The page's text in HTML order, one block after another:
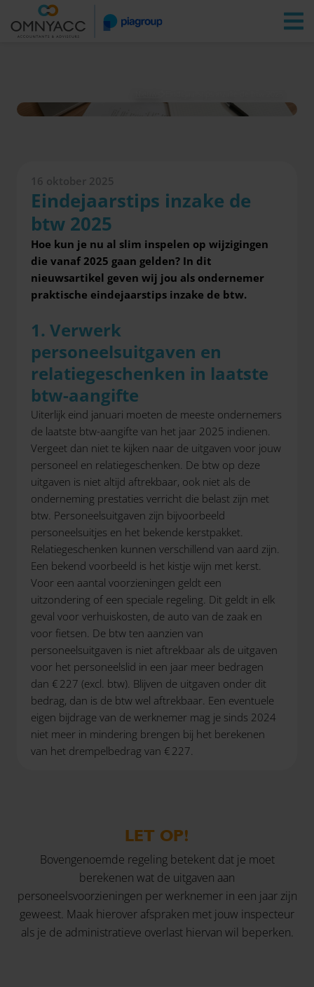
Vestigingen Zoeken
16 oktober 2025
Eindejaarstips inzake de
btw 2025
Hoe kun je nu al slim inspelen op wijzigingen
die vanaf 2025 gaan gelden? In dit
nieuwsartikel geven wij jou als ondernemer
praktische eindejaarstips inzake de btw.
1. Verwerk
personeelsuitgaven en
relatiegeschenken in laatste
btw-aangifte
Uiterlijk eind januari moeten de meeste ondernemers
de laatste btw-aangifte van het jaar 2025 indienen.
Vergeet dan niet te kijken naar de uitgaven voor jouw
personeel en relatiegeschenken. De btw op deze
uitgaven is niet altijd aftrekbaar, ook niet als de
onderneming prestaties verricht die belast zijn met
btw. Personeelsuitgaven zijn bijvoorbeeld
personeelsuitjes en het bekende kerstpakket.
Relatiegeschenken kunnen verschillend van aard zijn.
Een bekend voorbeeld is het kistje wijn met kerst.
Voor een aantal voorzieningen geldt een
uitzondering of een speciale regeling. Dit geldt in elk
geval voor verhuiskosten, de auto van de zaak en
voor fietsen. De btw ten aanzien van
personeelsuitgaven is niet aftrekbaar als de uitgaven
voor het personeelslid in een jaar meer bedragen
dan € 227 (excl. btw). Blijven de uitgaven onder dit
bedrag, dan is de btw wel aftrekbaar. Een eventuele
eigen bijdrage van de werknemer mag je sinds 2024
niet meer in mindering brengen bij het berekenen
van het drempelbedrag van € 227.
LET OP!
Bovengenoemde regeling betekent dat je moet
berekenen wat de uitgaven aan
personeelsvoorzieningen per werknemer in een jaar zijn
geweest. Maak hierover afspraken met jouw inspecteur
als je de administratieve overlast hiervan wil beperken.